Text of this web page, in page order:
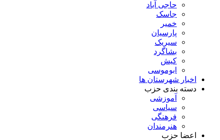
حاجی آباد
جاسک
خمیر
پارسیان
سیریک
بشاگرد
کیش
ابوموسی
اخبار شهرستان ها
دسته بندی حزب
آموزشی
سیاسی
فرهنگی
هنرمندان
اعضا حزب